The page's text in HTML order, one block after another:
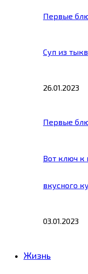
Первые
Суп из
26.01.2023
Первые
Вот ключ к
вкусного
03.01.2023
Жизнь